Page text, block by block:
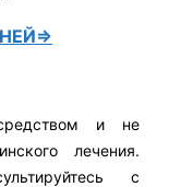
и не
лечения.
с